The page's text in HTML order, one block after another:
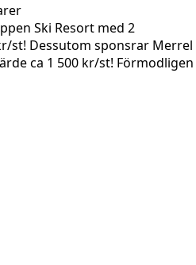
Ski Resort med 2
st! Dessutom sponsrar Merrel
ca 1 500 kr/st! Förmodligen